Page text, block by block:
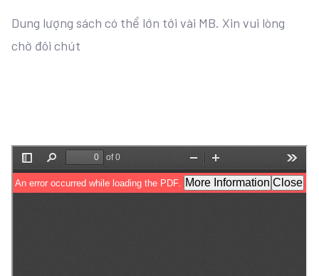
Dung lượng sách có thể lớn tới vài MB. Xin vui lòng
chờ đôi chút